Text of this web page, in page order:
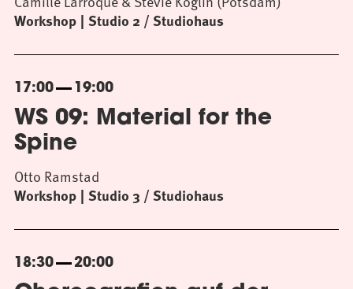
Workshop Studio 2 / Studiohaus
17:00 19:00
WS 09: Material for the
Spine
Workshop Studio 3 / Studiohaus
Otto Ramstad
18:30 20:00